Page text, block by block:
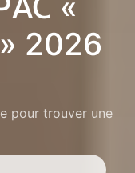
2026
pour trouver une